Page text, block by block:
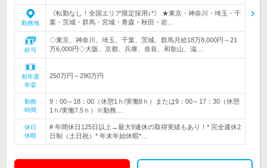
勤務地
《転勤なし！全国エリア限定採用♪*》 ★東京・神奈川・埼玉・千
葉・茨城・群馬・宮城・青森・秋田・岩…
給与
◇東京、神奈川、埼玉、千葉、茨城、群馬月給18万8,000円～21
万6,000円◇大阪、京都、兵庫、奈良、和歌山、滋…
初年度
年収
250万円～290万円
勤務
時間
9：00～18：00（休憩1ｈ/実働8ｈ）または9：00～17：30（休憩
1ｈ/実働7.5ｈ）※勤務…
休日
休暇
# 年間休日125日以上→最大9連休の取得実績もあり！* 完全週休2
日制（土日祝）* 年末年始休暇*…